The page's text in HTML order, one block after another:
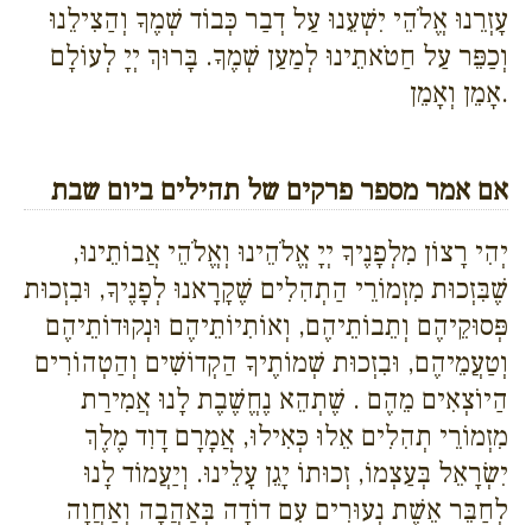
עָזְרֵנוּ אֱלֹהֵי יִשְׁעֵנוּ עַל דְבַר כְּבוֹד שְׁמֶךָ וְהַצִילֵנוּ
וְכַפֵּר עַל חַטֹאתֵינוּ לְמַעַן שְׁמֶךָ. בָּרוּךְ יְיָ לְעוֹלָם
אָמֵן וְאָמֵן.
אם אמר מספר פרקים של תהילים ביום שבת
יְהִי רָצוֹן מִלְפָנֶיךָ יְיָ אֱלֹהֵינוּ וְאֱלֹהֵי אֲבוֹתֵינוּ,
שֶׁבִּזְכוּת מִזְמוֹרֵי הַתְהִלִים שֶׁקָרָאנוּ לְפָנֶיךָ, וּבִזְכוּת
פְּסוּקֵיהֶם וְתֵבוֹתֵיהֶם, וְאוֹתִיוֹתֵיהֶם וּנְקוּדוֹתֵיהֶם
וְטַעֲמֵיהֶם, וּבִזְכוּת שְׁמוֹתֶיךָ הַקְדוֹשִׁים וְהַטְהוֹרִים
הַיוֹצְאִים מֵהֶם . שֶׁתְהֵא נֶחֱשֶׁבֶת לָנוּ אֲמִירַת
מִזְמוֹרֵי תְהִלִים אֵלוּ כְּאִילוּ, אֲמָרָם דָוִד מֶלֶךְ
יִשְׂרָאֵל בְּעַצְמוֹ, זְכוּתוֹ יָגֵן עָלֵינוּ. וְיַעֲמוֹד לָנוּ
לְחַבֵּר אֵשֶׁת נְעוּרִים עִם דוֹדָה בְּאַהֲבָה וְאַחֲוָה